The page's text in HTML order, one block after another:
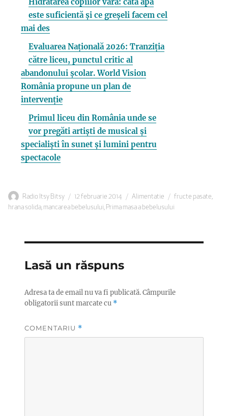
este suficientă și ce greșeli facem cel
mai des
Evaluarea Națională 2026: Tranziția
către liceu, punctul critic al
abandonului școlar. World Vision
România propune un plan de
intervenție
Primul liceu din România unde se
vor pregăti artiști de musical și
specialiști în sunet și lumini pentru
spectacole
Autor
Radio Itsy Bitsy
Publicat
pe
12 februarie 2014 Categorii
Alimentatie Etichete
fructe pasate,
hrana solida, mancarea bebelusului, Prima masa a bebelusului
Lasă un răspuns
Adresa ta de email nu va fi publicată.Câmpurile
obligatorii sunt marcate cu *
COMENTARIU *